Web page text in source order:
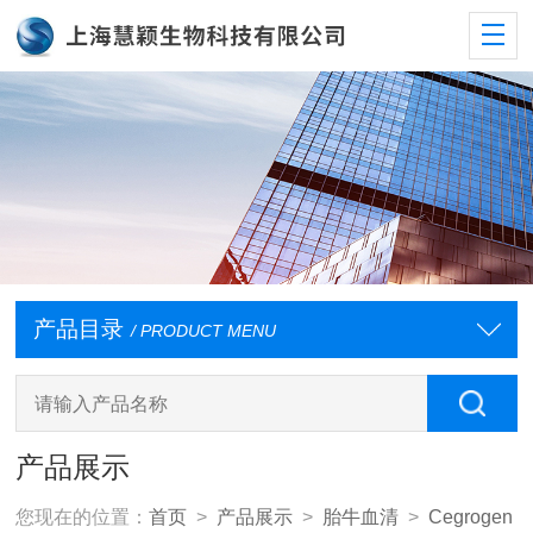
产品目录 / PRODUCT MENU
产品展示
您现在的位置：首页 > 产品展示 > 胎牛血清 >Cegrogen